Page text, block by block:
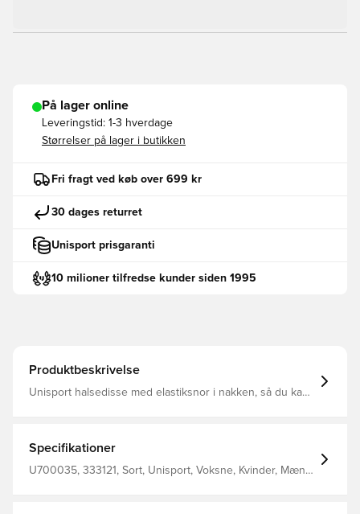
På lager online
Leveringstid: 1-3 hverdage
Størrelser på lager i butikken
Fri fragt ved køb over 699 kr
30 dages returret
Unisport prisgaranti
10 milioner tilfredse kunder siden 1995
Produktbeskrivelse
Unisport halsedisse med elastiksnor i nakken, så du kan
Specifikationer
U700035, 333121, Sort, Unisport, Voksne, Kvinder, Mænd,